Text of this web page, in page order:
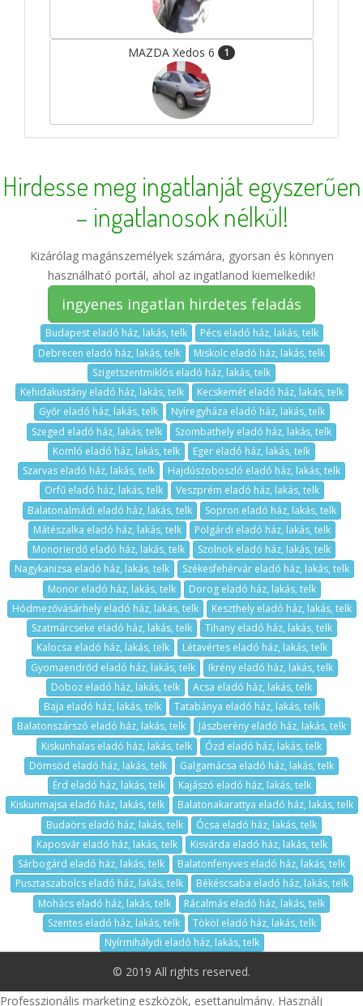
MAZDA Xedos 6 1
Hirdesse meg ingatlanját egyszerűen
– ingatlanosok nélkül!
Kizárólag magánszemélyek számára, gyorsan és könnyen
használható portál, ahol az ingatlanod kiemelkedik!
ingyenes ingatlan hirdetes feladás
Budapest eladó ház, lakás, telk
Pécs eladó ház, lakás, telk
Debrecen eladó ház, lakás, telk
Miskolc eladó ház, lakás, telk
Szigetszentmiklós eladó ház, lakás, telk
Kehidakustány eladó ház, lakás, telk
Kecskemét eladó ház, lakás, telk
Győr eladó ház, lakás, telk
Nyíregyháza eladó ház, lakás, telk
Szeged eladó ház, lakás, telk
Szombathely eladó ház, lakás, telk
Komló eladó ház, lakás, telk
Eger eladó ház, lakás, telk
Szarvas eladó ház, lakás, telk
Hajdúszoboszló eladó ház, lakás, telk
Orfű eladó ház, lakás, telk
Veszprém eladó ház, lakás, telk
Balatonalmádi eladó ház, lakás, telk
Sopron eladó ház, lakás, telk
Mátészalka eladó ház, lakás, telk
Polgárdi eladó ház, lakás, telk
Monorierdő eladó ház, lakás, telk
Szolnok eladó ház, lakás, telk
Nagykanizsa eladó ház, lakás, telk
Székesfehérvár eladó ház, lakás, telk
Monor eladó ház, lakás, telk
Dorog eladó ház, lakás, telk
Hódmezővásárhely eladó ház, lakás, telk
Keszthely eladó ház, lakás, telk
Szatmárcseke eladó ház, lakás, telk
Tihany eladó ház, lakás, telk
Kalocsa eladó ház, lakás, telk
Létavértes eladó ház, lakás, telk
Gyomaendrőd eladó ház, lakás, telk
Ikrény eladó ház, lakás, telk
Doboz eladó ház, lakás, telk
Acsa eladó ház, lakás, telk
Baja eladó ház, lakás, telk
Tatabánya eladó ház, lakás, telk
Balatonszárszó eladó ház, lakás, telk
Jászberény eladó ház, lakás, telk
Kiskunhalas eladó ház, lakás, telk
Ózd eladó ház, lakás, telk
Dömsöd eladó ház, lakás, telk
Galgamácsa eladó ház, lakás, telk
Érd eladó ház, lakás, telk
Kajászó eladó ház, lakás, telk
Kiskunmajsa eladó ház, lakás, telk
Balatonakarattya eladó ház, lakás, telk
Budaörs eladó ház, lakás, telk
Ócsa eladó ház, lakás, telk
Kaposvár eladó ház, lakás, telk
Kisvárda eladó ház, lakás, telk
Sárbogárd eladó ház, lakás, telk
Balatonfenyves eladó ház, lakás, telk
Pusztaszabolcs eladó ház, lakás, telk
Békéscsaba eladó ház, lakás, telk
Mohács eladó ház, lakás, telk
Rácalmás eladó ház, lakás, telk
Szentes eladó ház, lakás, telk
Tököl eladó ház, lakás, telk
Nyírmihálydi eladó ház, lakás, telk
© 2019 All rights reserved.
Professzionális marketing eszközök, esettanulmány. Használj